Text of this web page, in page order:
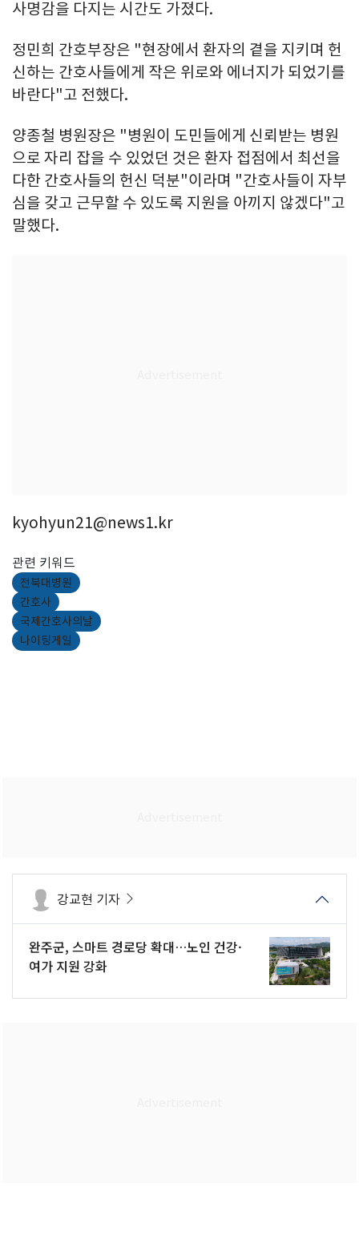
사명감을 다지는 시간도 가졌다.
정민희 간호부장은 "현장에서 환자의 곁을 지키며 헌
신하는 간호사들에게 작은 위로와 에너지가 되었기를
바란다"고 전했다.
양종철 병원장은 "병원이 도민들에게 신뢰받는 병원
으로 자리 잡을 수 있었던 것은 환자 접점에서 최선을
다한 간호사들의 헌신 덕분"이라며 "간호사들이 자부
심을 갖고 근무할 수 있도록 지원을 아끼지 않겠다"고
말했다.
kyohyun21@news1.kr
관련 키워드
전북대병원
간호사
국제간호사의날
나이팅게일
강교현 기자
완주군, 스마트 경로당 확대…노인 건강·
여가 지원 강화